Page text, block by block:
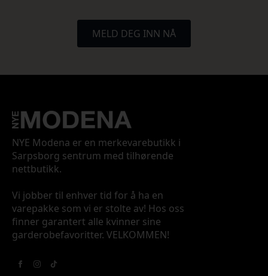
MELD DEG INN NÅ
NYE Modena er en merkevarebutikk i
Sarpsborg sentrum med tilhørende
nettbutikk.
Vi jobber til enhver tid for å ha en
varepakke som vi er stolte av! Hos oss
finner garantert alle kvinner sine
garderobefavoritter. VELKOMMEN!